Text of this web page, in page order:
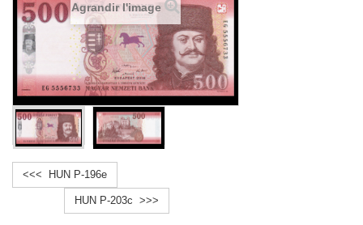
Agrandir l'image
<<< HUN P-196e
HUN P-203c >>>